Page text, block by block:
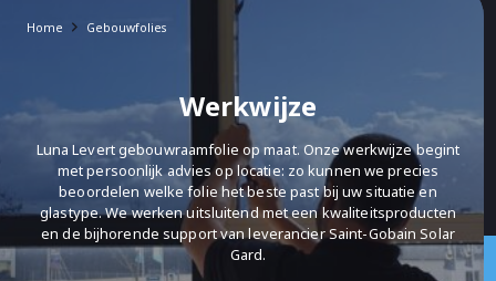
Home Gebouwfolies
Werkwijze
Luna Levert gebouwraamfolie op maat. Onze werkwijze begint
met persoonlijk advies op locatie: zo kunnen we precies
beoordelen welke folie het beste past bij uw situatie en
glastype. We werken uitsluitend met een kwaliteitsproducten
en de bijhorende support van leverancier Saint-Gobain Solar
Gard.